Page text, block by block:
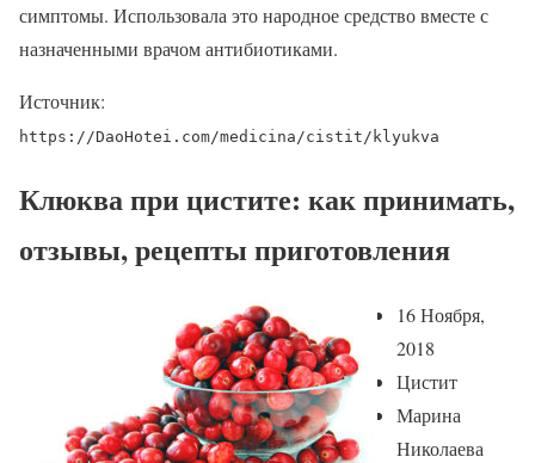
симптомы. Использовала это народное средство вместе с
назначенными врачом антибиотиками.
Источник:
https://DaoHotei.com/medicina/cistit/klyukva
Клюква при цистите: как принимать,
отзывы, рецепты приготовления
16 Ноября,
2018
Цистит
Марина
Николаева